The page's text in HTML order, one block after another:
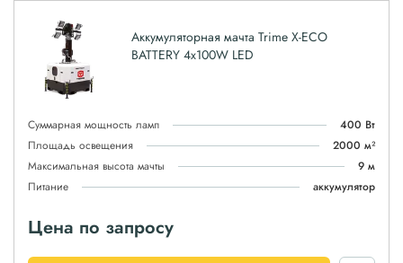
Аккумуляторная мачта Trime X-ECO
BATTERY 4х100W LED
Суммарная мощность ламп
400 Вт
Площадь освещения
2000 м²
Максимальная высота мачты
9 м
Питание
аккумулятор
Цена по запросу